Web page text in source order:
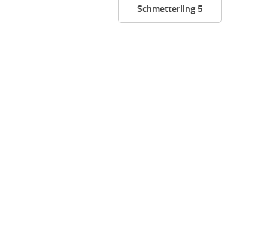
Schmetterling 5